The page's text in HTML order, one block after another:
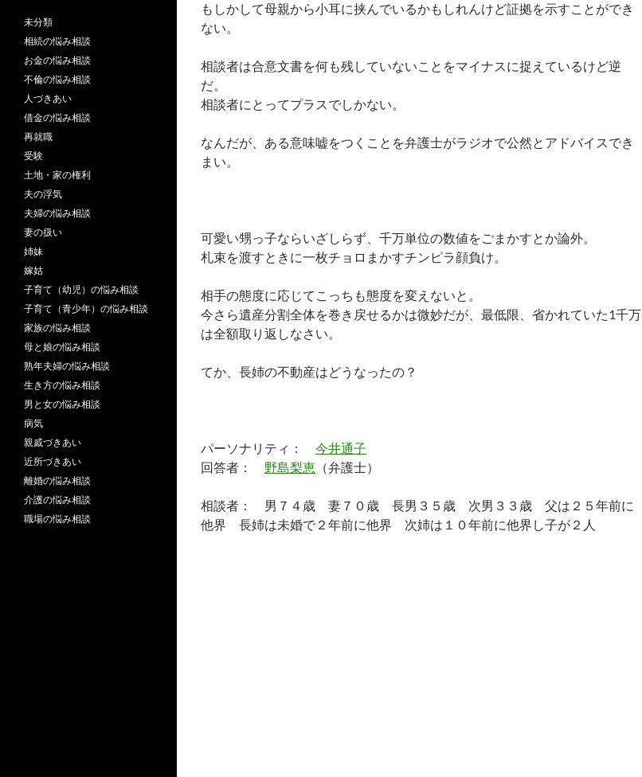
もしかして母親から小耳に挟んでいるかもしれんけど証拠を示すことができ
ない。
相談者は合意文書を何も残していないことをマイナスに捉えているけど逆
だ。
相談者にとってプラスでしかない。
なんだが、ある意味嘘をつくことを弁護士がラジオで公然とアドバイスでき
まい。
可愛い甥っ子ならいざしらず、千万単位の数値をごまかすとか論外。
札束を渡すときに一枚チョロまかすチンピラ顔負け。
相手の態度に応じてこっちも態度を変えないと。
今さら遺産分割全体を巻き戻せるかは微妙だが、最低限、省かれていた1千万
は全額取り返しなさい。
てか、長姉の不動産はどうなったの？
パーソナリティ： 今井通子
回答者： 野島梨恵 （弁護士）
相談者： 男７４歳 妻７０歳 長男３５歳 次男３３歳 父は２５年前に
他界 長姉は未婚で２年前に他界 次姉は１０年前に他界し子が２人
未分類
相続の悩み相談
お金の悩み相談
不倫の悩み相談
人づきあい
借金の悩み相談
再就職
受験
土地・家の権利
夫の浮気
夫婦の悩み相談
妻の扱い
姉妹
嫁姑
子育て（幼児）の悩み相談
子育て（青少年）の悩み相談
家族の悩み相談
母と娘の悩み相談
熟年夫婦の悩み相談
生き方の悩み相談
男と女の悩み相談
病気
親戚づきあい
近所づきあい
離婚の悩み相談
介護の悩み相談
職場の悩み相談